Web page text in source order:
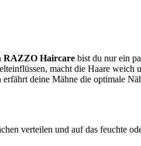
RAZZO Haircare bist du nur ein
macht die Haare
deine Mähne die optimale
verteilen und auf das feuchte